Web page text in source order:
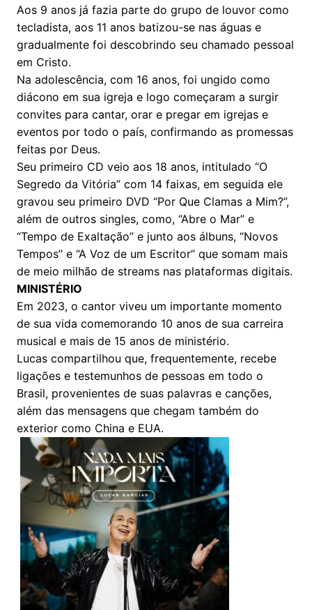
Aos 9 anos já fazia parte do grupo de louvor como
tecladista, aos 11 anos batizou-se nas águas e
gradualmente foi descobrindo seu chamado pessoal
em Cristo.
Na adolescência, com 16 anos, foi ungido como
diácono em sua igreja e logo começaram a surgir
convites para cantar, orar e pregar em igrejas e
eventos por todo o país, confirmando as promessas
feitas por Deus.
Seu primeiro CD veio aos 18 anos, intitulado “O
Segredo da Vitória” com 14 faixas, em seguida ele
gravou seu primeiro DVD “Por Que Clamas a Mim?”,
além de outros singles, como, “Abre o Mar” e
“Tempo de Exaltação” e junto aos álbuns, “Novos
Tempos” e “A Voz de um Escritor” que somam mais
de meio milhão de streams nas plataformas digitais.
MINISTÉRIO
Em 2023, o cantor viveu um importante momento
de sua vida comemorando 10 anos de sua carreira
musical e mais de 15 anos de ministério.
Lucas compartilhou que, frequentemente, recebe
ligações e testemunhos de pessoas em todo o
Brasil, provenientes de suas palavras e canções,
além das mensagens que chegam também do
exterior como China e EUA.